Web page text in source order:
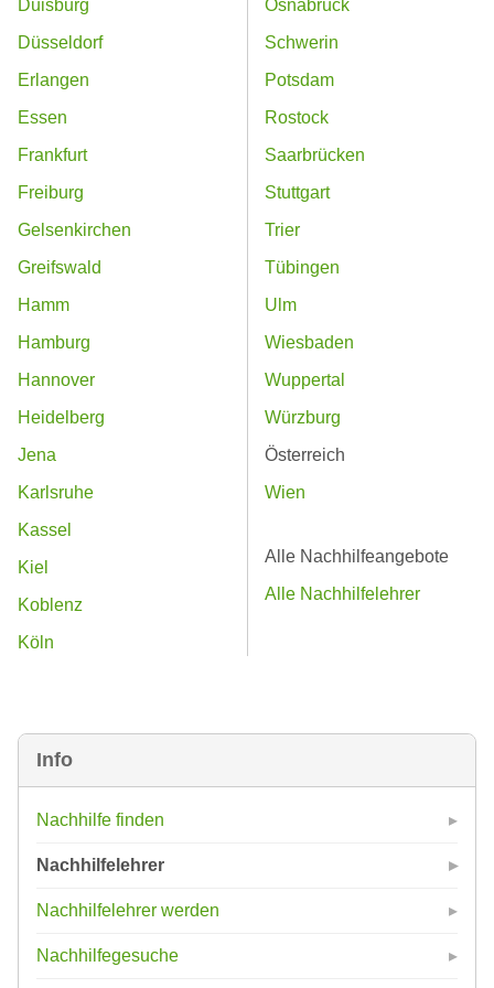
Info
Nachhilfe finden
Nachhilfelehrer
Nachhilfelehrer werden
Nachhilfegesuche
Duisburg
Düsseldorf
Erlangen
Essen
Frankfurt
Freiburg
Gelsenkirchen
Greifswald
Hamm
Hamburg
Hannover
Heidelberg
Jena
Karlsruhe
Kassel
Kiel
Koblenz
Köln
Osnabrück
Schwerin
Potsdam
Rostock
Saarbrücken
Stuttgart
Trier
Tübingen
Ulm
Wiesbaden
Wuppertal
Würzburg
Österreich
Wien
Alle Nachhilfeangebote
Alle Nachhilfelehrer